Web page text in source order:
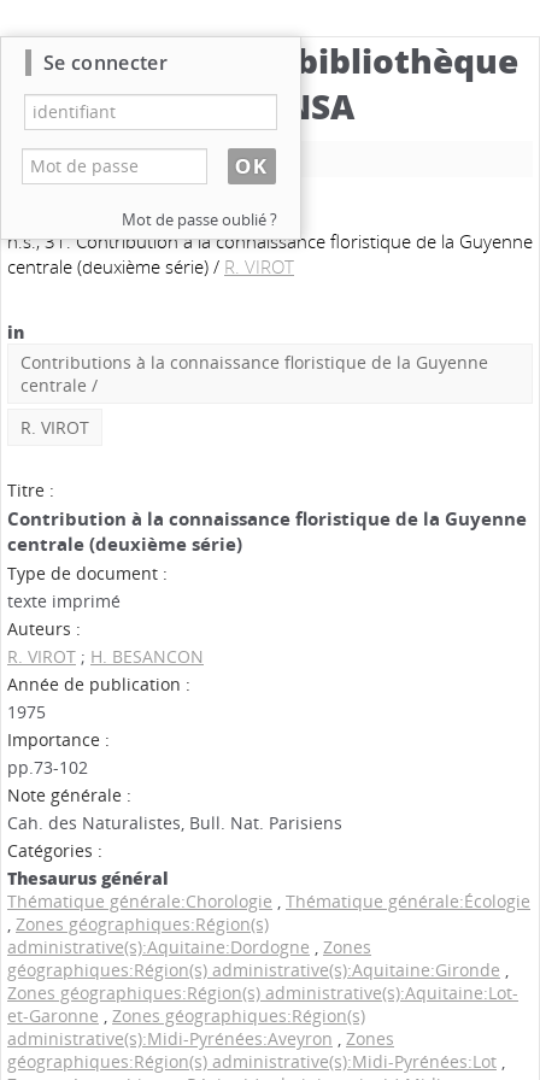
Catalogue de la bibliothèque
du CBNSA
Nouvelle recherche
n.s., 31. Contribution à la connaissance floristique de la Guyenne
centrale (deuxième série)/ R. VIROT
in
Contributions à la connaissance floristique de la Guyenne
centrale /
R. VIROT
Titre :
Contribution à la connaissance floristique de la Guyenne
centrale (deuxième série)
Type de document :
texte imprimé
Auteurs :
R. VIROT ; H. BESANCON
Année de publication :
1975
Importance :
pp.73-102
Note générale :
Cah. des Naturalistes, Bull. Nat. Parisiens
Catégories :
Thesaurus général
Thématique générale:Chorologie , Thématique générale:Écologie
, Zones géographiques:Région(s)
administrative(s):Aquitaine:Dordogne , Zones
géographiques:Région(s) administrative(s):Aquitaine:Gironde ,
Zones géographiques:Région(s) administrative(s):Aquitaine:Lot-
et-Garonne , Zones géographiques:Région(s)
administrative(s):Midi-Pyrénées:Aveyron , Zones
géographiques:Région(s) administrative(s):Midi-Pyrénées:Lot ,
Se connecter
Mot de passe oublié ?